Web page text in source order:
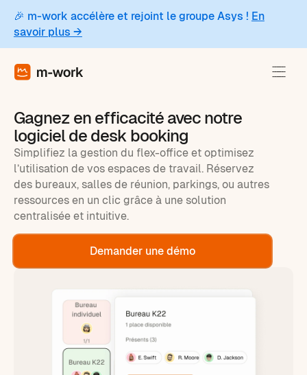
🎉 m-work accélère et rejoint le groupe Asys ! En
savoir plus →
Gagnez en efficacité avec notre
logiciel de desk booking
Simplifiez la gestion du flex-office et optimisez
l’utilisation de vos espaces de travail. Réservez
des bureaux, salles de réunion, parkings, ou autres
ressources en un clic grâce à une solution
centralisée et intuitive.
Demander une démo